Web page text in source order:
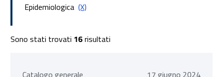
Epidemiologica (X)
Elenco corsi
Sono stati trovati 16risultati
Catalogo generale 17 giugno 2024
17 giugno 2024